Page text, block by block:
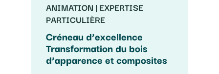
ANIMATION | EXPERTISE
PARTICULIÈRE
Créneau d’excellence
Transformation du bois
d’apparence et composites